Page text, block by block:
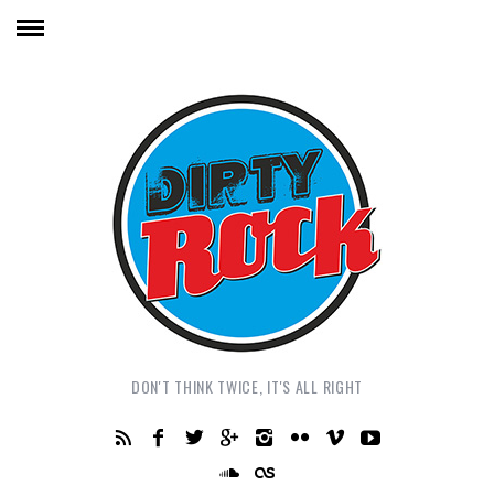
DON'T THINK TWICE, IT'S ALL RIGHT